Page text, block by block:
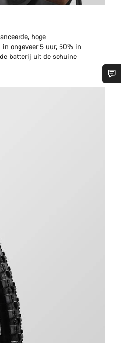
hoge
ongeveer 5 uur, 50% in
batterij uit de schuine